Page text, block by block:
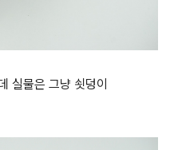
실물은 그냥 쇳덩이